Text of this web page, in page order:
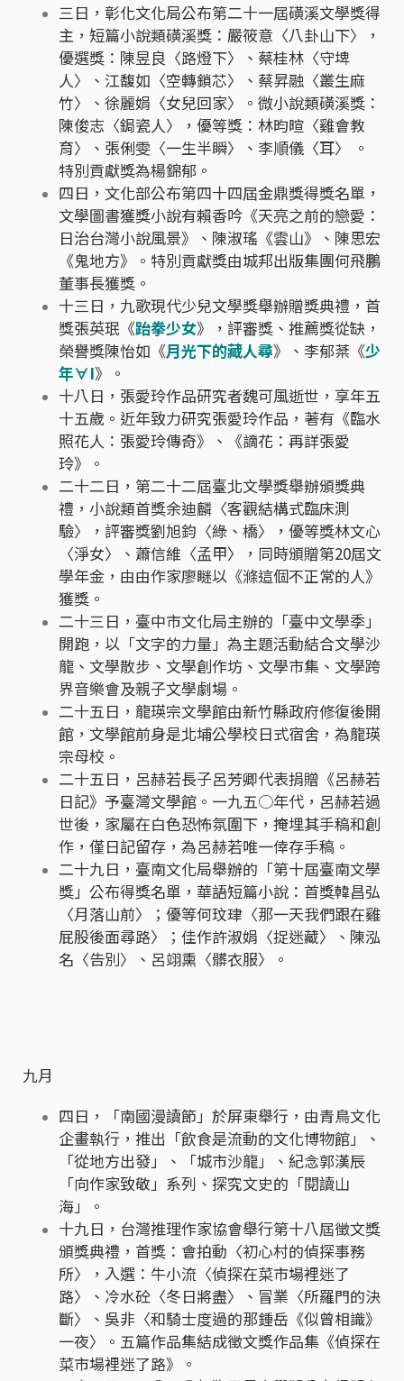
三日，彰化文化局公布第二十一屆磺溪文學獎得
主，短篇小說類磺溪獎：嚴筱意〈八卦山下〉，
優選獎：陳昱良〈路燈下〉、蔡桂林〈守埤
人〉、江馥如〈空轉鎖芯〉、蔡昇融〈叢生麻
竹〉、徐麗娟〈女兒回家〉。微小說類磺溪獎：
陳俊志〈鋦瓷人〉，優等獎：林昀暄〈雞會教
育〉、張俐雯〈一生半瞬〉、李順儀〈耳〉 。
特別貢獻獎為楊錦郁。
四日，文化部公布第四十四屆金鼎獎得獎名單，
文學圖書獲獎小說有賴香吟《天亮之前的戀愛：
日治台灣小說風景》、陳淑瑤《雲山》、陳思宏
《鬼地方》。特別貢獻獎由城邦出版集團何飛鵬
董事長獲獎。
十三日，九歌現代少兒文學獎舉辦贈獎典禮，首
獎張英珉《跆拳少女》，評審獎、推薦獎從缺，
榮譽獎陳怡如《月光下的藏人尋》、李郁棻《少
年∀I》。
十八日，張愛玲作品研究者魏可風逝世，享年五
十五歲。近年致力研究張愛玲作品，著有《臨水
照花人：張愛玲傳奇》、《謫花：再詳張愛
玲》。
二十二日，第二十二屆臺北文學獎舉辦頒獎典
禮，小說類首獎余迪麟〈客觀結構式臨床測
驗〉，評審獎劉旭鈞〈綠、橋〉，優等獎林文心
〈淨女〉、蕭信維〈孟甲〉，同時頒贈第20屆文
學年金，由由作家廖瞇以《滌這個不正常的人》
獲獎。
二十三日，臺中市文化局主辦的「臺中文學季」
開跑，以「文字的力量」為主題活動結合文學沙
龍、文學散步、文學創作坊、文學市集、文學跨
界音樂會及親子文學劇場。
二十五日，龍瑛宗文學館由新竹縣政府修復後開
館，文學館前身是北埔公學校日式宿舍，為龍瑛
宗母校。
二十五日，呂赫若長子呂芳卿代表捐贈《呂赫若
日記》予臺灣文學館。一九五○年代，呂赫若過
世後，家屬在白色恐怖氛圍下，掩埋其手稿和創
作，僅日記留存，為呂赫若唯一倖存手稿。
二十九日，臺南文化局舉辦的「第十屆臺南文學
獎」公布得獎名單，華語短篇小說：首獎韓昌弘
〈月落山前〉；優等何玟珒〈那一天我們跟在雞
屁股後面尋路〉；佳作許淑娟〈捉迷藏〉、陳泓
名〈告別〉、呂翊熏〈髒衣服〉。
九月
四日，「南國漫讀節」於屏東舉行，由青鳥文化
企畫執行，推出「飲食是流動的文化博物館」、
「從地方出發」、「城市沙龍」、紀念郭漢辰
「向作家致敬」系列、探究文史的「閱讀山
海」。
十九日，台灣推理作家協會舉行第十八屆徵文獎
頒獎典禮，首獎：會拍動〈初心村的偵探事務
所〉，入選：牛小流〈偵探在菜市場裡迷了
路〉、冷水砼〈冬日將盡〉、冒業〈所羅門的決
斷〉、吳非〈和騎士度過的那鍾岳《似曾相識》
一夜〉。五篇作品集結成徵文獎作品集《偵探在
菜市場裡迷了路》。